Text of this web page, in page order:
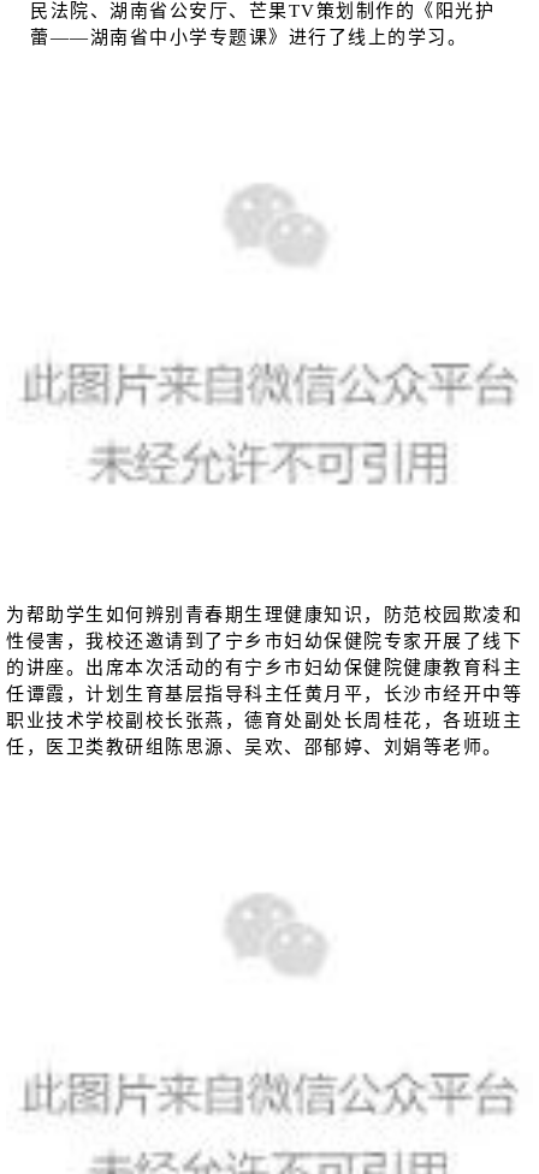
民法院、湖南省公安厅、芒果TV策划制作的《阳光护
蕾——湖南省中小学专题课》进行了线上的学习。
为帮助学生如何辨别 青春期生理健康知识，防范校园欺凌和
性侵害，我校还邀请到了宁乡市妇幼保健院专家开展了线下
的讲座。出席本次活动的有宁乡市妇幼保健院健康教育科主
任谭霞，计划生育基层指导科主任黄月平，长沙市经开中等
职业技术学校副校长张燕，德育处副处长周桂花，各班班主
任，医卫类教研组陈思源、吴欢、邵郁婷、刘娟等老师。